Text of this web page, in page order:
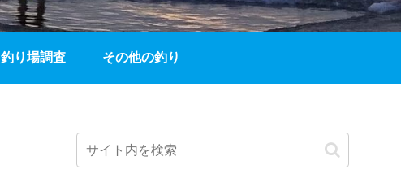
釣り場調査 その他の釣り